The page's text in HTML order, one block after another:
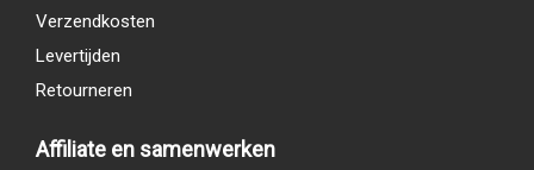
Verzendkosten
Levertijden
Retourneren
Affiliate en samenwerken